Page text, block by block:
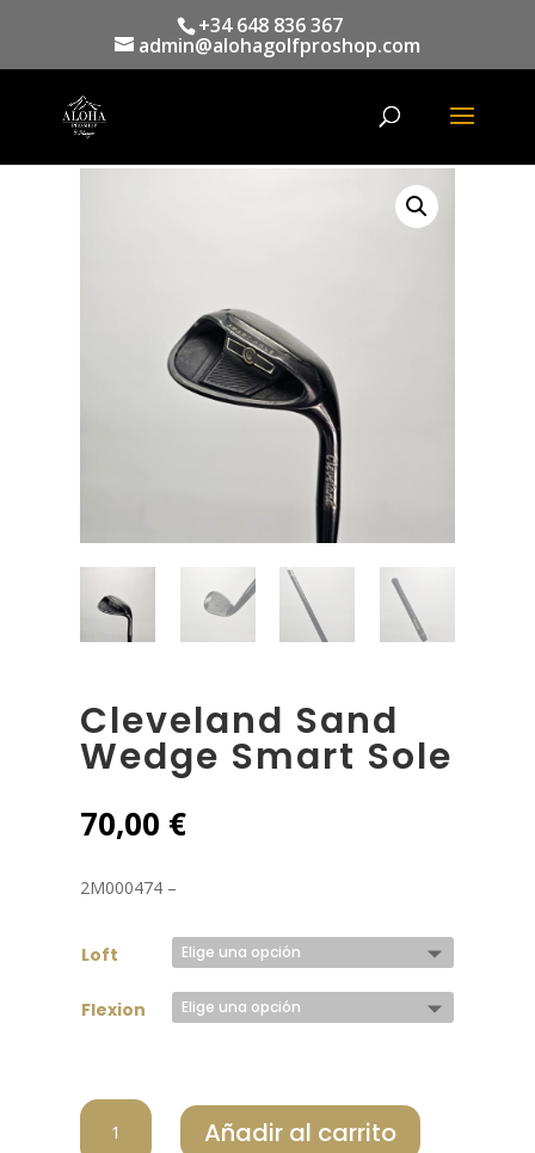
+34 648 836 367
admin@alohagolfproshop.com
productos
Cleveland Sand
Wedge Smart Sole
70,00 €
2M000474 –
Loft
Flexion
CLEVELAND
SAND
Añadir al carrito